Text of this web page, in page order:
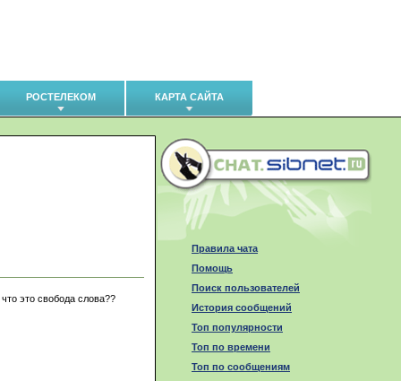
РОСТЕЛЕКОМ КАРТА САЙТА
это свобода слова??
Правила чата
Помощь
Поиск пользователей
История сообщений
Топ популярности
Топ по времени
Топ по сообщениям